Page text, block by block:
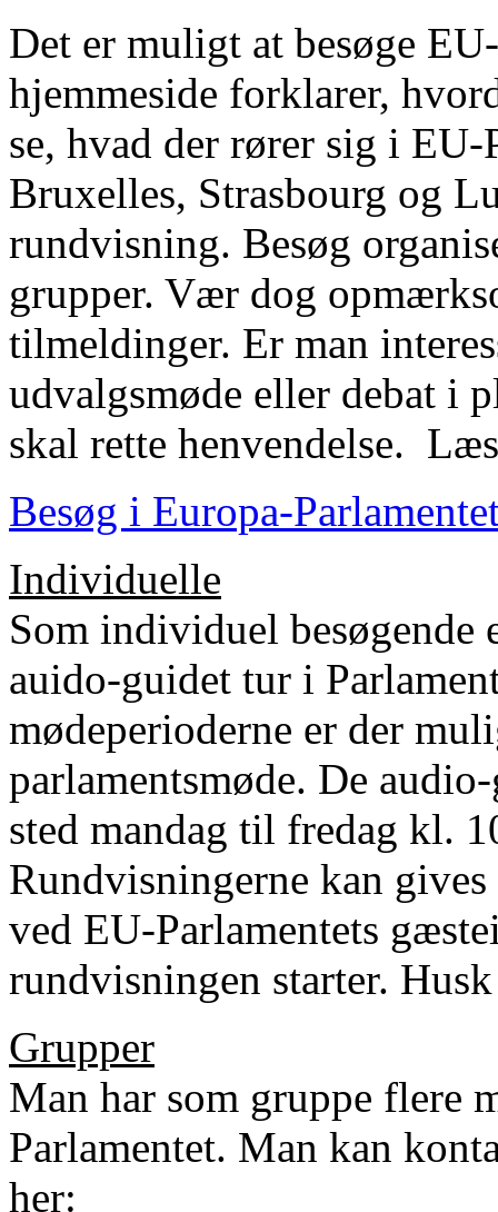
Det er muligt at besøge
hjemmeside forklarer,
se, hvad der rører sig i EU-
Bruxelles, Strasbourg og
rundvisning. Besøg
grupper. Vær dog
tilmeldinger. Er man
udvalgsmøde eller debat i
skal rette henvendelse.
Besøg i Europa-
Individuelle
Som individuel besøgende
auido-guidet tur i
mødeperioderne er der
parlamentsmøde. De
sted mandag til fredag kl.
Rundvisningerne kan
ved EU-Parlamentets
rundvisningen starter.
Grupper
Man har som gruppe flere
Parlamentet. Man kan
her: